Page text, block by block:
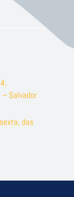
Salvador
das